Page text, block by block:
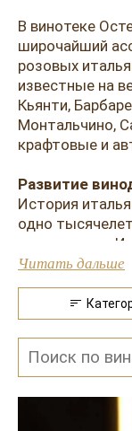
Джин
Ром
Саке
Пиво
В винотеке
широчайший
розовых
известные на
Кьянти,
Монтальчино,
крафтовые и
Развитие
История
одно
продукция из
на
века не
страны. В 1963
закон,
требования к
значительно
вывести их на
рынке.
Читать дальше